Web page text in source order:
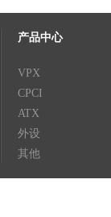
产品中心
VPX
CPCI
ATX
外设
其他